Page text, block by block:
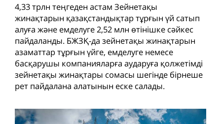
4,33 трлн теңгеден астам Зейнетақы
жинақтарын қазақстандықтар тұрғын үй сатып
алуға және емделуге 2,52 млн өтінішке сәйкес
пайдаланды. БЖЗҚ-да зейнетақы жинақтарын
азаматтар тұрғын үйге, емделуге немесе
басқарушы компанияларға аударуға қолжетімді
зейнетақы жинақтары сомасы шегінде бірнеше
рет пайдалана алатынын еске салады.